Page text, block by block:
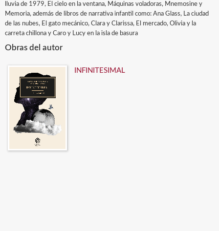
lluvia de 1979, El cielo en la ventana, Máquinas voladoras, Mnemosine y
Memoria, además de libros de narrativa infantil como: Ana Glass, La ciudad
de las nubes, El gato mecánico, Clara y Clarissa, El mercado, Olivia y la
carreta chillona y Caro y Lucy en la isla de basura
Obras del autor
INFINITESIMAL